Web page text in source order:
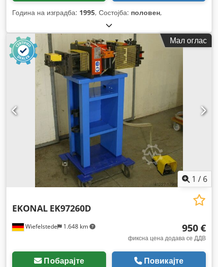
Година на изградба: 1995, Состојба: половен,
Мал оглас
1 / 6
Wiefelstede 1.648 km
EKONAL EK97260D
950 €
фиксна цена додава се ДДВ
Побарајте Повикајте